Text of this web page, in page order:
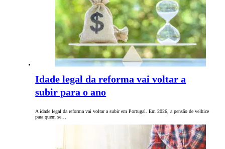
Idade legal da reforma vai voltar a
subir para o ano
A idade legal da reforma vai voltar a subir em Portugal. Em 2026, a pensão de velhice
para quem se…